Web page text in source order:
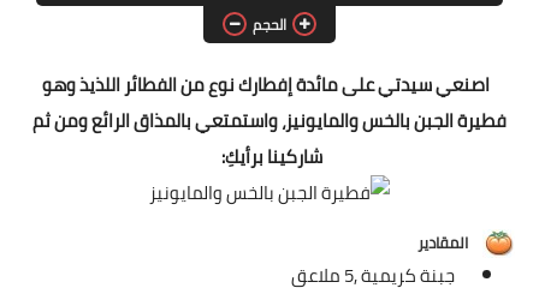
أطباق جانبية
مقبلات
شوربات
سلطات
الحجم
اصنعي سيدتي على مائدة إفطارك نوع من الفطائر اللذيذ وهو
فطيرة الجبن بالخس والمايونيز، واستمتعي بالمذاق الرائع ومن ثم
شاركينا برأيكِ:
المقادير
جبنة كريمية ,5 ملاعق